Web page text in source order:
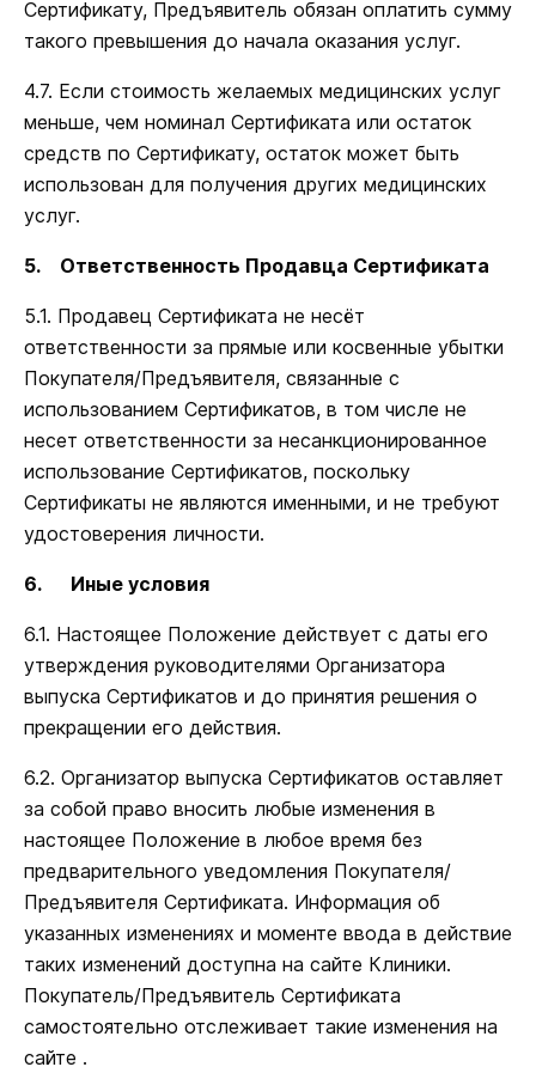
Сертификату, Предъявитель обязан оплатить сумму
такого превышения до начала оказания услуг.
4.7. Если стоимость желаемых медицинских услуг
меньше, чем номинал Сертификата или остаток
средств по Сертификату, остаток может быть
использован для получения других медицинских
услуг.
5. Ответственность Продавца Сертификата
5.1. Продавец Сертификата не несёт
ответственности за прямые или косвенные убытки
Покупателя/Предъявителя, связанные с
использованием Сертификатов, в том числе не
несет ответственности за несанкционированное
использование Сертификатов, поскольку
Сертификаты не являются именными, и не требуют
удостоверения личности.
6. Иные условия
6.1. Настоящее Положение действует с даты его
утверждения руководителями Организатора
выпуска Сертификатов и до принятия решения о
прекращении его действия.
6.2. Организатор выпуска Сертификатов оставляет
за собой право вносить любые изменения в
настоящее Положение в любое время без
предварительного уведомления Покупателя/
Предъявителя Сертификата. Информация об
указанных изменениях и моменте ввода в действие
таких изменений доступна на сайте Клиники.
Покупатель/Предъявитель Сертификата
самостоятельно отслеживает такие изменения на
сайте .